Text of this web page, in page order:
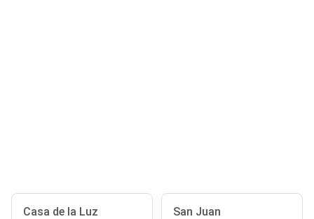
Casa de la Luz San Juan